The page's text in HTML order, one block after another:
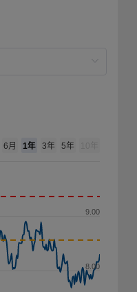
8.00
9.00
6月 1年 3年 5年